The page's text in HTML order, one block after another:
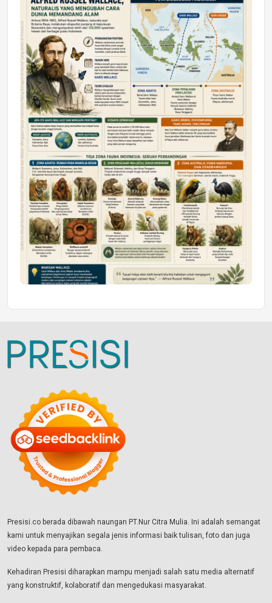
DAERAH
Astra Motor Kalimantan Timur 2 Dukung
Mahasiswa Samarinda dalam Astra
Honda SDGs Future Leaders 2026
Jumat, 10 Jul 2026 19:01
Presisi.co berada dibawah naungan PT.Nur Citra Mulia. Ini adalah semangat
kami untuk menyajikan segala jenis informasi baik tulisan, foto dan juga
video kepada para pembaca.
Kehadiran Presisi diharapkan mampu menjadi salah satu media alternatif
yang konstruktif, kolaboratif dan mengedukasi masyarakat.